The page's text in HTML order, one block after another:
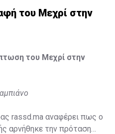
του Μεχρί στην
του Μεχρί στην
rassd.ma αναφέρει πως ο
αρνήθηκε την πρόταση